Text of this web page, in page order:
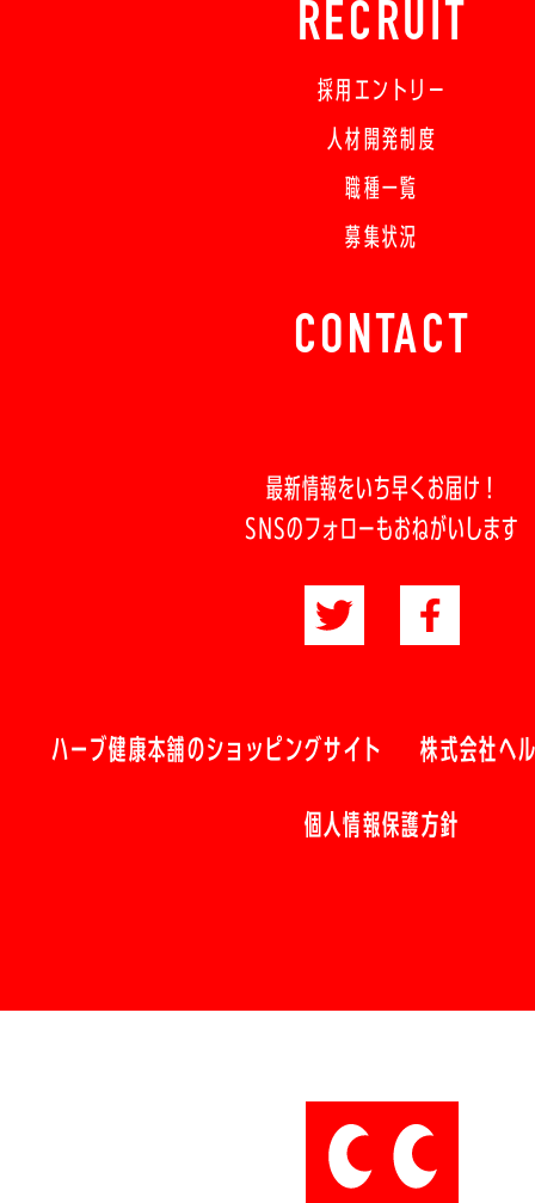
RECRUIT
採用エントリー
人材開発制度
職種一覧
募集状況
CONTACT
最新情報をいち早くお届け！
SNSのフォローもおねがいします
ハーブ健康本舗のショッピングサイト 株式会社ヘ
個人情報保護方針